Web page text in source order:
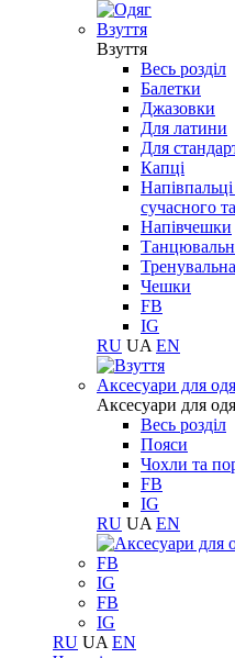
Взуття
Взуття
Весь розділ
Балетки
Джазовки
Для латини
Для
Капці
сучасного
Напівчешки
Чешки
FB
IG
RU UA EN
Aксесуари для
Aксесуари для
Весь розділ
Пояси
Чохли та
FB
IG
RU UA EN
FB
IG
FB
IG
RU UA EN